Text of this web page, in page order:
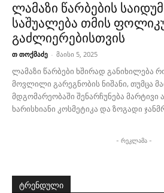
ლამაზი წარბების
საშუალება თმის
გაძლიერებისთვის
თ თოქმაძე - მაისი 5, 2025
ლამაზი წარბები ხშირად განიხილება
მოვლილი გარეგნობის ნიშანი, თუმცა
მდგომარეობაში შენარჩუნება
ხარისხიანი კოსმეტიკა და ზოგადი
- რეკლამა -
ტრენდული